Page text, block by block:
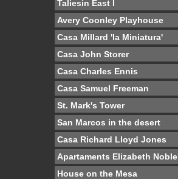
Taliesin East I
Avery Coonley Playhouse
Casa Millard 'la Miniatura'
Casa John Storer
Casa Charles Ennis
Casa Samuel Freeman
St. Mark's Tower
San Marcos in the desert
Casa Richard Lloyd Jones
Apartaments Elizabeth Noble
House on the Mesa